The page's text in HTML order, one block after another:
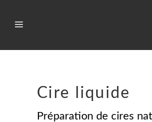
Cire liquide
Préparation de cires